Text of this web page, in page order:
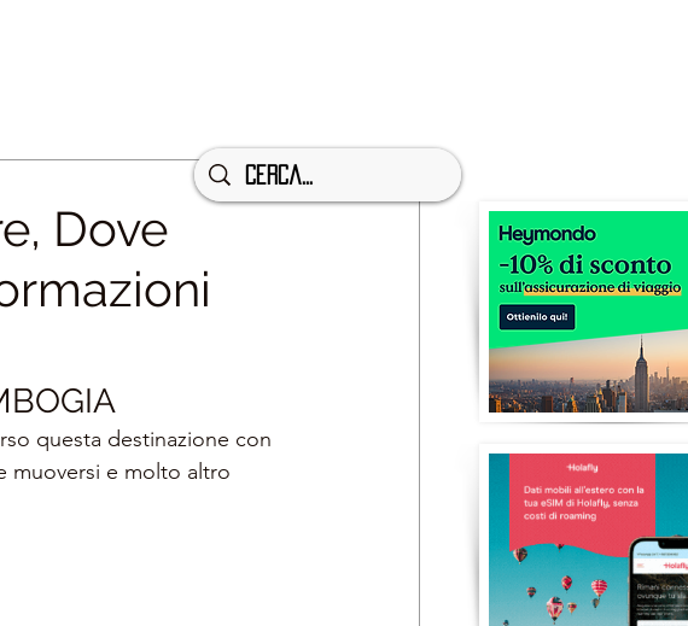
Dove
questa destinazione con
muoversi e molto altro